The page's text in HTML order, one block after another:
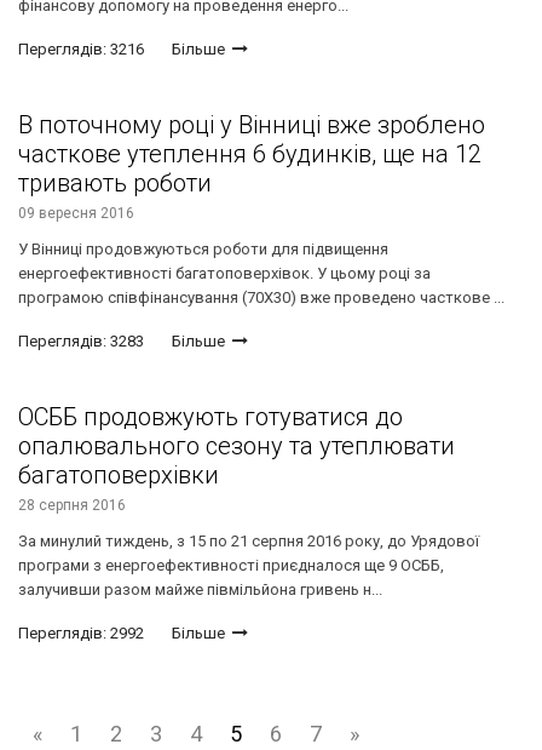
фінансову допомогу на проведення енерго...
Переглядів: 3216 Більше
В поточному році у Вінниці вже зроблено
часткове утеплення 6 будинків, ще на 12
тривають роботи
09 вересня 2016
У Вінниці продовжуються роботи для підвищення
енергоефективності багатоповерхівок. У цьому році за
програмою співфінансування (70Х30) вже проведено часткове ...
Переглядів: 3283 Більше
ОСББ продовжують готуватися до
опалювального сезону та утеплювати
багатоповерхівки
28 серпня 2016
За минулий тиждень, з 15 по 21 серпня 2016 року, до Урядової
програми з енергоефективності приєдналося ще 9 ОСББ,
залучивши разом майже півмільйона гривень н...
Переглядів: 2992 Більше
« 1 2 3 4 5 6 7 »